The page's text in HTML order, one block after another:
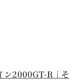
ン2000GT-R｜そ